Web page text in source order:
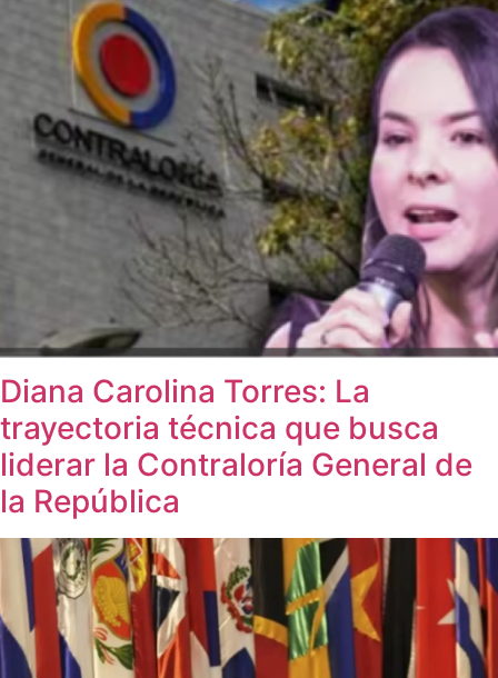
Diana Carolina Torres: La
trayectoria técnica que busca
liderar la Contraloría General de
la República